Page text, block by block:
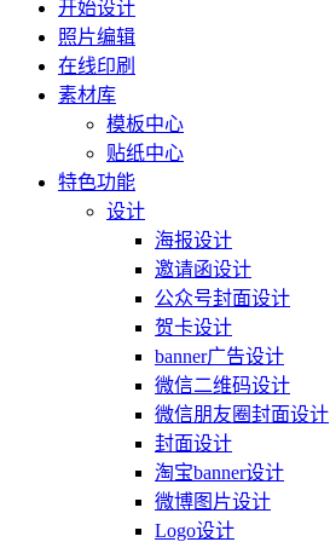
开始设计
照片编辑
在线印刷
素材库
模板中心
贴纸中心
特色功能
设计
海报设计
邀请函设计
公众号封面设计
贺卡设计
banner广告设计
微信二维码设计
微信朋友圈封面设计
封面设计
淘宝banner设计
微博图片设计
Logo设计